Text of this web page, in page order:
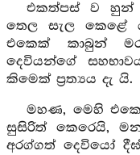
එකත්පස් ව හුන්
තෙල සැල කෙළේ
එකෙක් කාබුන්
දෙවියන්ගේ
කිමෙක් ප්‍රත්‍යය දැ යි.
මහණ, මෙහි
සුසිරිත් කෙරෙයි,
අරග්ගත් දෙවියෝ